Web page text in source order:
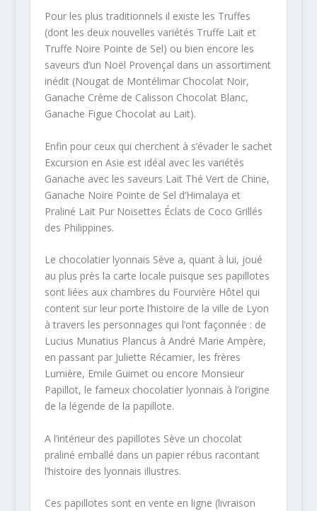
Pour les plus traditionnels il existe les Truffes
(dont les deux nouvelles variétés Truffe Lait et
Truffe Noire Pointe de Sel) ou bien encore les
saveurs d’un Noël Provençal dans un assortiment
inédit (Nougat de Montélimar Chocolat Noir,
Ganache Crème de Calisson Chocolat Blanc,
Ganache Figue Chocolat au Lait).
Enfin pour ceux qui cherchent à s’évader le sachet
Excursion en Asie est idéal avec les variétés
Ganache avec les saveurs Lait Thé Vert de Chine,
Ganache Noire Pointe de Sel d’Himalaya et
Praliné Lait Pur Noisettes Éclats de Coco Grillés
des Philippines.
Le chocolatier lyonnais Sève a, quant à lui, joué
au plus près la carte locale puisque ses papillotes
sont liées aux chambres du Fourvière Hôtel qui
content sur leur porte l’histoire de la ville de Lyon
à travers les personnages qui l’ont façonnée : de
Lucius Munatius Plancus à André Marie Ampère,
en passant par Juliette Récamier, les frères
Lumière, Emile Guimet ou encore Monsieur
Papillot, le fameux chocolatier lyonnais à l’origine
de la légende de la papillote.
A l’intérieur des papillotes Sève un chocolat
praliné emballé dans un papier rébus racontant
l’histoire des lyonnais illustres.
Ces papillotes sont en vente en ligne (livraison